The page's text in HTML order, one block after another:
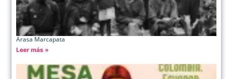
Arasa Marcapata
Leer más »